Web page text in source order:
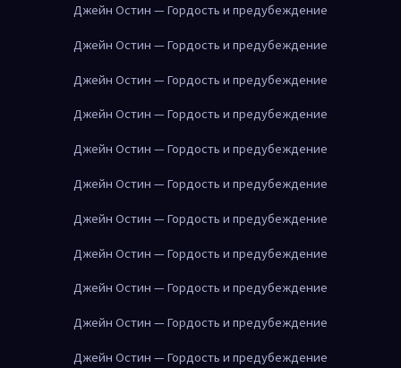
Джейн Остин — Гордость и предубеждение
Джейн Остин — Гордость и предубеждение
Джейн Остин — Гордость и предубеждение
Джейн Остин — Гордость и предубеждение
Джейн Остин — Гордость и предубеждение
Джейн Остин — Гордость и предубеждение
Джейн Остин — Гордость и предубеждение
Джейн Остин — Гордость и предубеждение
Джейн Остин — Гордость и предубеждение
Джейн Остин — Гордость и предубеждение
Джейн Остин — Гордость и предубеждение